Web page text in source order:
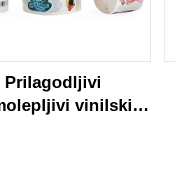
Prilagodljivi
vinilski